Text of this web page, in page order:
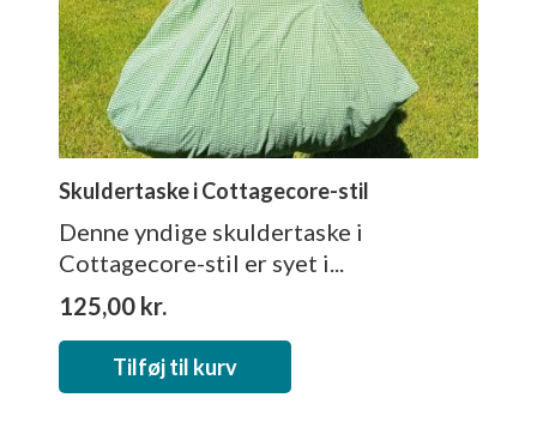
Skuldertaske i Cottagecore-stil
Denne yndige skuldertaske i
Cottagecore-stil er syet i...
125,00 kr.
Tilføj til kurv